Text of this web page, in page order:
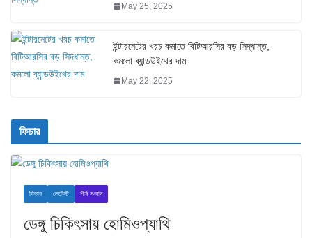
May 25, 2025
ইন্টারনেটের খরচ কমাতে বিটিআরসির বড় সিদ্ধান্ত,
কমলো ব্যান্ডউইথের দাম
May 22, 2025
ফিচার
ফিচার লেটেস্ট শীর্ষ সংবাদ
ডেঙ্গু চিকিৎসায় হোমিওপ্যাথি